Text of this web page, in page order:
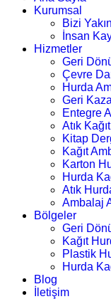
Kurumsal
Bizi
İnsan
Hizmetler
Geri
Çevre
Hurda
Geri
Entegre
Atık Kağıt
Kitap
Kağıt
Karton
Hurda
Atık
Ambalaj
Bölgeler
Geri
Kağıt
Plastik
Hurda
Blog
İletişim